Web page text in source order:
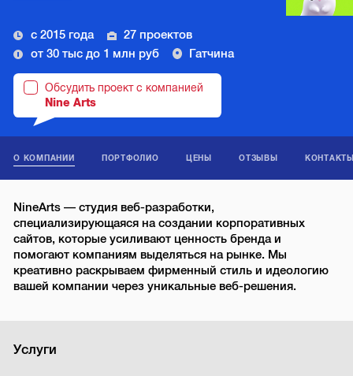
с 2015 года
27 проектов
от 30 тыс до 1 млн руб
Гатчина
Обсудить проект с компанией
Nine Arts
О КОМПАНИИ ПОРТФОЛИО ЦЕНЫ ОТЗЫВЫ
NineArts — студия веб-разработки,
специализирующаяся на создании корпоративных
сайтов, которые усиливают ценность бренда и
помогают компаниям выделяться на рынке. Мы
креативно раскрываем фирменный стиль и идеологию
вашей компании через уникальные веб-решения.
Услуги